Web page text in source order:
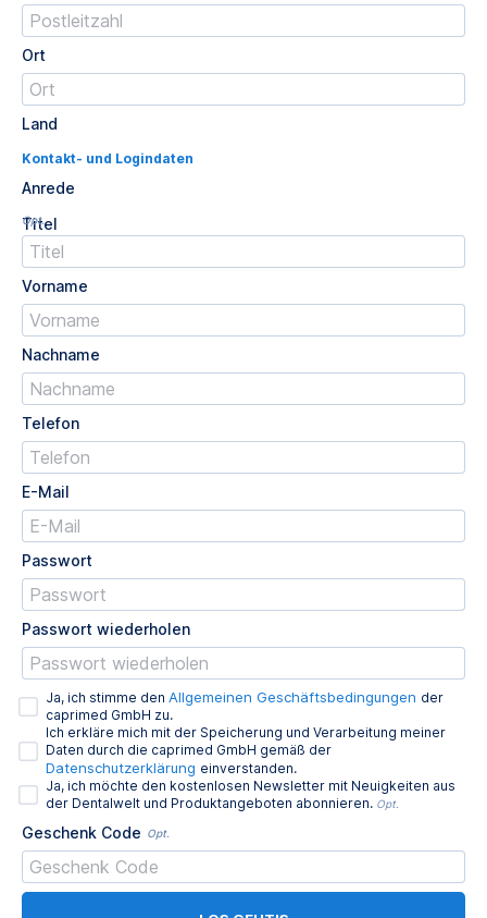
Ort
Land
Kontakt- und Logindaten
Anrede
Titel
Opt.
Vorname
Nachname
Telefon
E-Mail
Passwort
Passwort wiederholen
Ja, ich stimme den Allgemeinen Geschäftsbedingungen der
caprimed GmbH zu.
Ich erkläre mich mit der Speicherung und Verarbeitung meiner
Daten durch die caprimed GmbH gemäß der
Datenschutzerklärung einverstanden.
Ja, ich möchte den kostenlosen Newsletter mit Neuigkeiten aus
der Dentalwelt und Produktangeboten abonnieren. Opt.
Geschenk Code Opt.